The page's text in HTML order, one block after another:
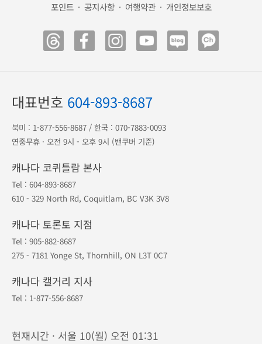
포인트 · 공지사항 · 여행약관 · 개인정보보호
대표번호 604-893-8687
북미 : 1-877-556-8687 / 한국 : 070-7883-0093
연중무휴 · 오전 9시 - 오후 9시 (밴쿠버 기준)
캐나다 코퀴틀람 본사
Tel : 604-893-8687
610 - 329 North Rd, Coquitlam, BC V3K 3V8
캐나다 토론토 지점
Tel : 905-882-8687
275 - 7181 Yonge St, Thornhill, ON L3T 0C7
캐나다 캘거리 지사
Tel : 1-877-556-8687
현재시간 · 서울 10(월) 오전 01:31